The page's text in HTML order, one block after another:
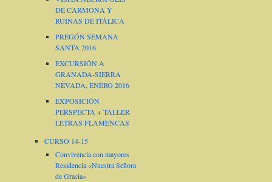
DE CARMONA Y
RUINAS DE ITÁLICA
PREGÓN SEMANA
SANTA 2016
EXCURSIÓN A
GRANADA-SIERRA
NEVADA, ENERO 2016
EXPOSICIÓN
PERSPECTA + TALLER
LETRAS FLAMENCAS
CURSO 14-15
Convivencia con mayores
Residencia «Nuestra Señora
de Gracia»